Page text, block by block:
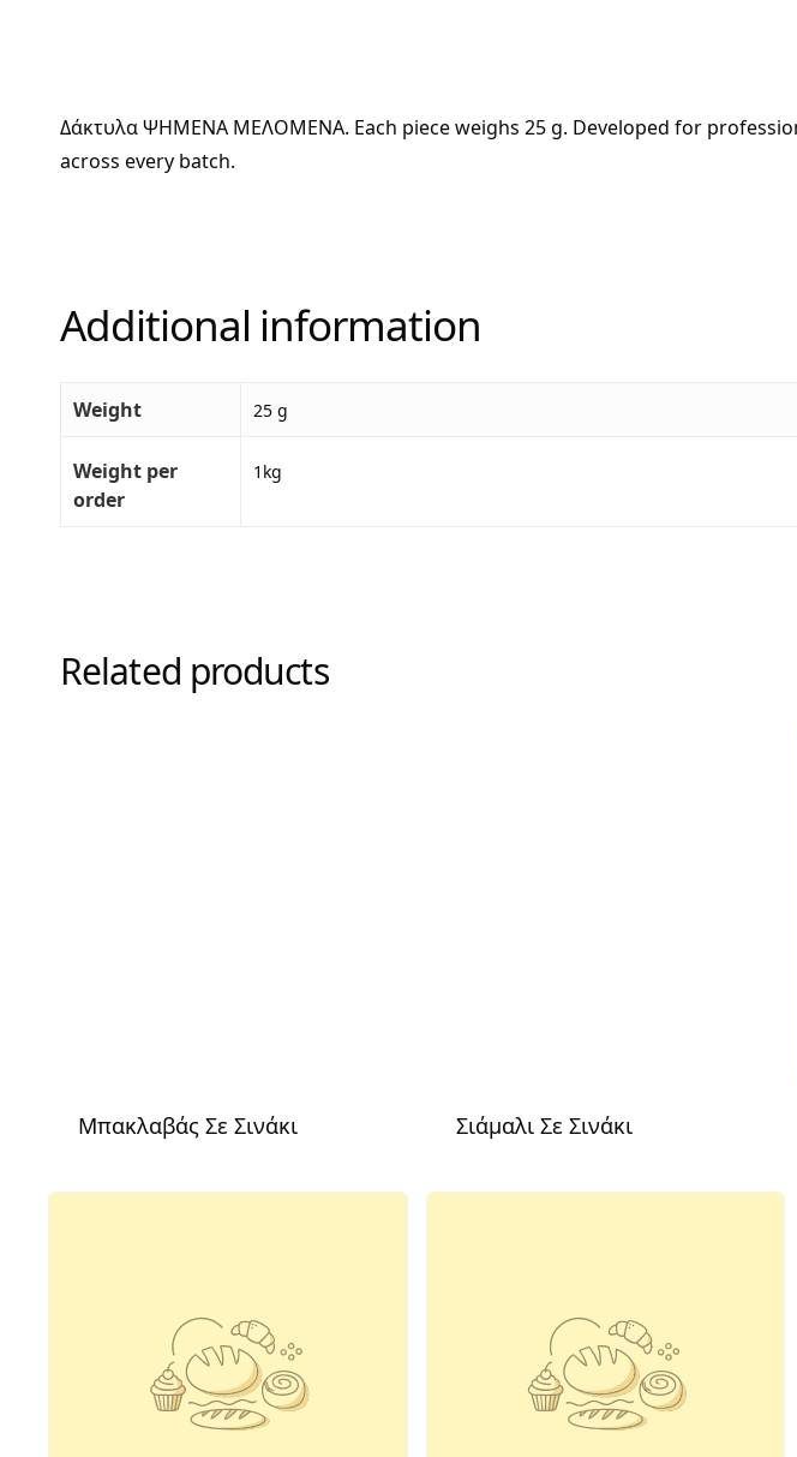
Δάκτυλα ΨΗΜΕΝΑ ΜΕΛΟΜΕΝΑ. Each piece weighs 25 g. Developed for
across every batch.
Additional information
Weight 25 g
Weight per
order
1kg
Related products
Μπακλαβάς Σε Σινάκι Σιάμαλι Σε Σινάκι